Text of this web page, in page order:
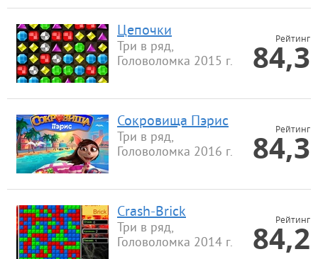
Цепочки
Три в ряд,
Головоломка 2015 г.
Рейтинг
84,3
Сокровища Пэрис
Три в ряд,
Головоломка 2016 г.
Рейтинг
84,3
Crash-Brick
Три в ряд,
Головоломка 2014 г.
Рейтинг
84,2